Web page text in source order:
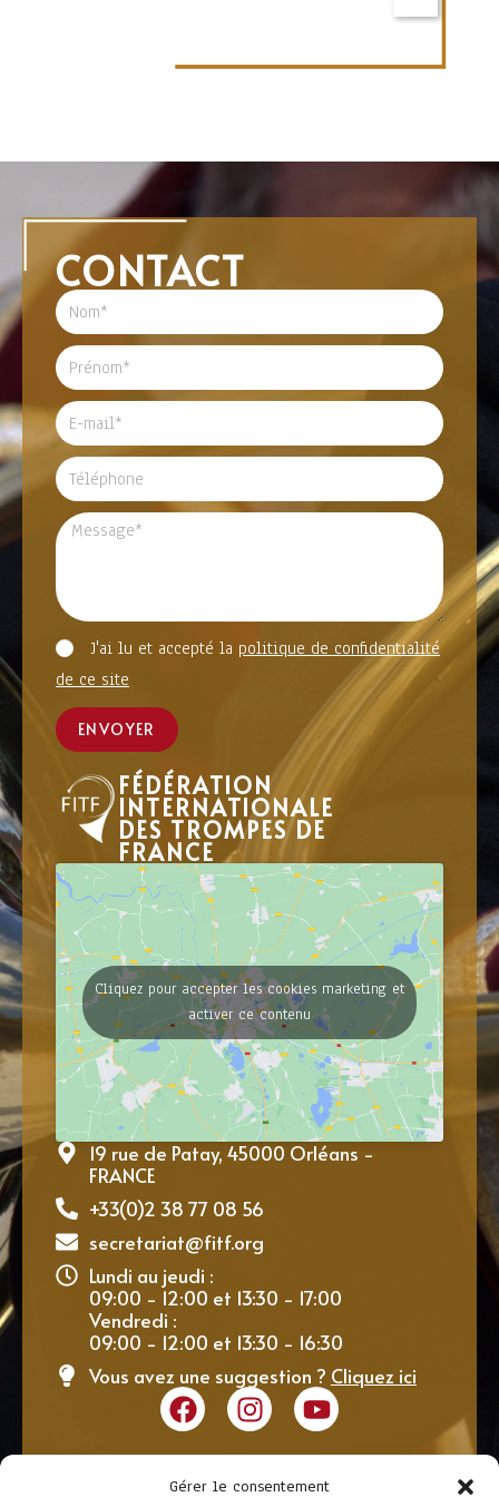
Gérer le consentement
CONTACT
J'ai lu et accepté la politique de confidentialité
de ce site
ENVOYER
FÉDÉRATION
INTERNATIONALE
DES TROMPES DE
FRANCE
Cliquez pour accepter les cookies marketing et
activer ce contenu
19 rue de Patay, 45000 Orléans -
FRANCE
+33(0)2 38 77 08 56
secretariat@fitf.org
Lundi au jeudi :
09:00 - 12:00 et 13:30 - 17:00
Vendredi :
09:00 - 12:00 et 13:30 - 16:30
Vous avez une suggestion ? Cliquez ici